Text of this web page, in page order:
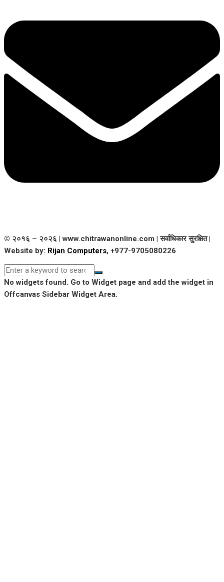
© २०१६ – २०२६ | www.chitrawanonline.com | सर्वाधिकार सुरक्षित |
Website by: Rijan Computers, +977-9705080226
No widgets found. Go to Widget page and add the widget in
Offcanvas Sidebar Widget Area.